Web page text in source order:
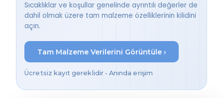
Sıcaklıklar ve koşullar genelinde ayrıntılı değerler de
dahil olmak üzere tam malzeme özelliklerinin kilidini
açın.
Tam Malzeme Verilerini Görüntüle ›
Ücretsiz kayıt gereklidir • Anında erişim